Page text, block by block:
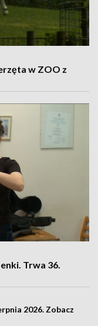
w ZOO z
Trwa 36.
2026. Zobacz